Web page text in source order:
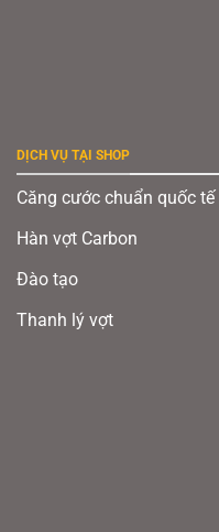
DỊCH VỤ TẠI SHOP
Căng cước chuẩn quốc tế
Hàn vợt Carbon
Đào tạo
Thanh lý vợt